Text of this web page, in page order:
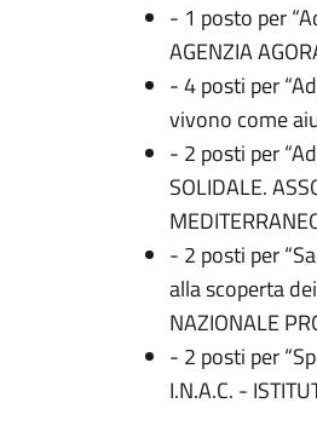
- 1 posto per
AGENZIA
- 4 posti per
vivono come
- 2 posti per
SOLIDALE.
- 2 posti per
alla scoperta
NAZIONALE
- 2 posti per
I.N.A.C. -